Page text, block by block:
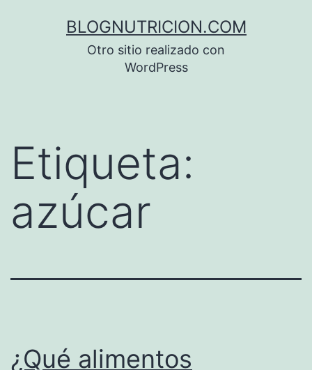
BLOGNUTRICION.COM
Otro sitio realizado con
WordPress
Etiqueta:
azúcar
¿Qué alimentos